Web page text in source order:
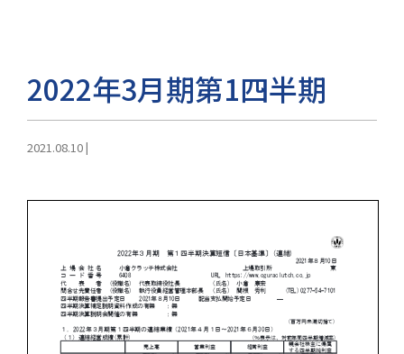
2022年3月期第1四半期
2021.08.10|